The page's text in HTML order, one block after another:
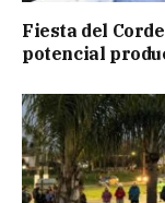
Fiesta del
potencial